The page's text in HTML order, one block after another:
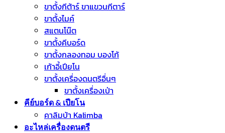
ขาตั้งกีต้าร์ ขาแขวนกีตาร์
ขาตั้งไมค์
สแตนโน๊ต
ขาตั้งคีบอร์ด
ขาตั้งกลองทอม บองโก้
เก้าอี้เปียโน
ขาตั้งเครื่องดนตรีอื่นๆ
ขาตั้งเครื่องเป่า
คีย์บอร์ด & เปียโน
คาลิมบ้า Kalimba
อะไหล่เครื่องดนตรี